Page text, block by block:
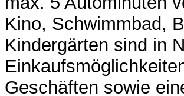
Kino, Schwimmbad,
Kindergärten sind in
Geschäften sowie